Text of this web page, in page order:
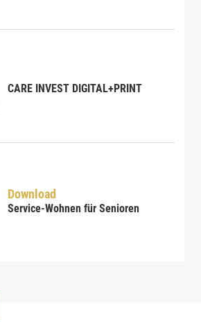
CARE INVEST DIGITAL+PRINT
Download
Service-Wohnen für Senioren